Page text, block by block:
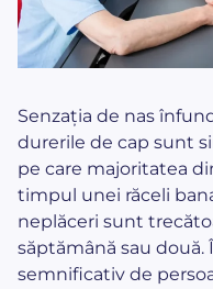
Senzația de nas
durerile de cap sunt
pe care majoritatea
timpul unei răceli
neplăceri sunt
săptămână sau
semnificativ de